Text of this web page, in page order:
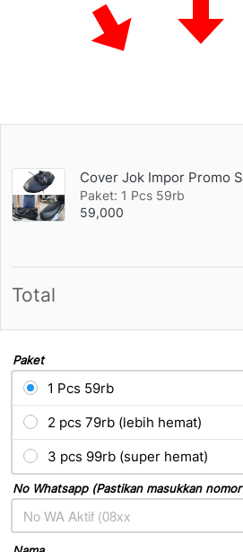
Paket
1 Pcs 59rb
2 pcs 79rb (lebih hemat)
3 pcs 99rb (super hemat)
No Whatsapp (Pastikan masukkan
Cover Jok Impor Promo
Paket: 1 Pcs 59rb
59,000
Total